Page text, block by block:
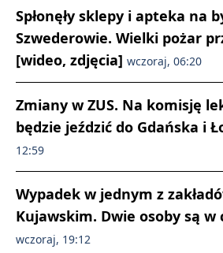
Spłonęły sklepy i apteka na
Szwederowie. Wielki pożar
[wideo, zdjęcia] wczoraj, 06:20
Zmiany w ZUS. Na komisję
będzie jeździć do Gdańska i
12:59
Wypadek w jednym z
Kujawskim. Dwie osoby są
wczoraj, 19:12